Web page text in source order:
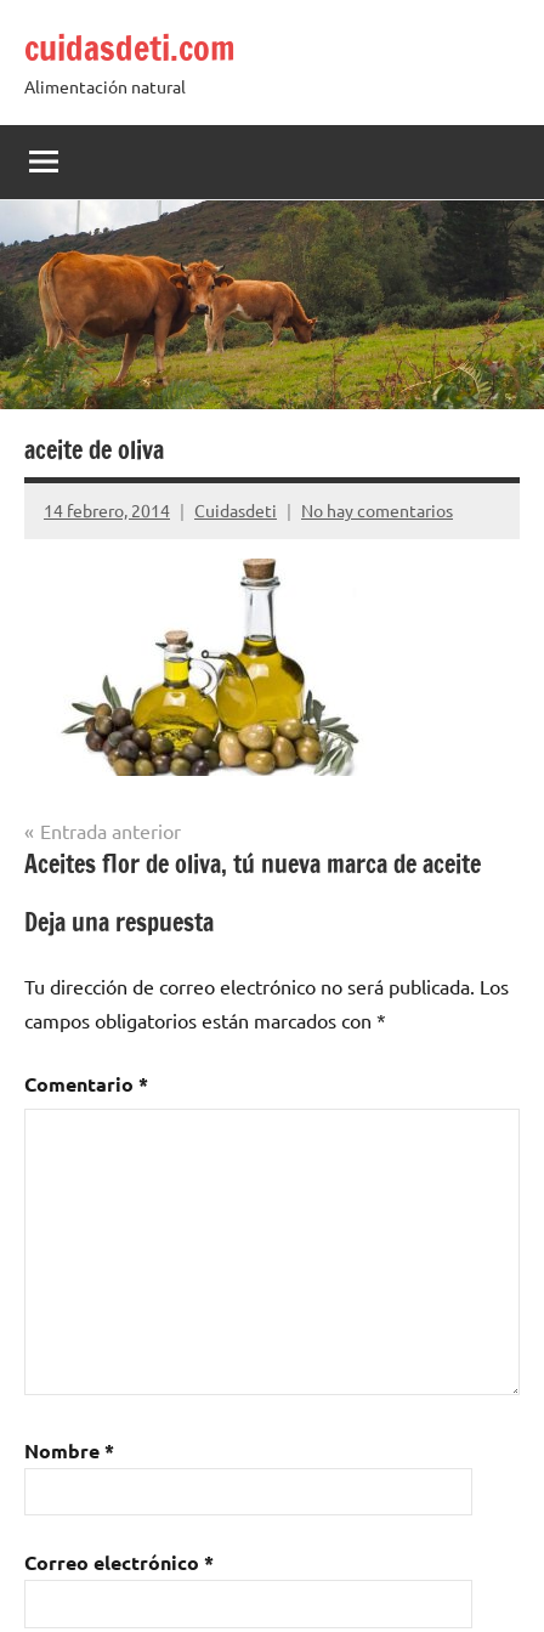
contenido
cuidasdeti.com
Alimentación natural
aceite de oliva
14 febrero, 2014 Cuidasdeti No hay comentarios
Navegación
de
entradas
Entrada anterior
Aceites flor de oliva, tú nueva marca de aceite
Deja una respuesta
Tu dirección de correo electrónico no será publicada. Los
campos obligatorios están marcados con *
Comentario *
Nombre*
Correo electrónico *